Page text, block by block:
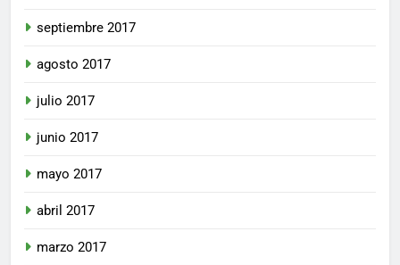
septiembre 2017
agosto 2017
julio 2017
junio 2017
mayo 2017
abril 2017
marzo 2017